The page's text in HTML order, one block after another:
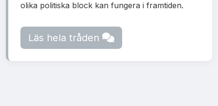
olika politiska block kan fungera i framtiden.
Läs hela tråden